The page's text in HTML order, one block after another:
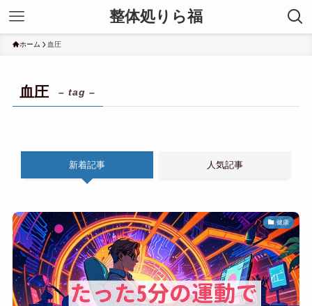
整体処りら福
ホーム 血圧
血圧 – tag –
新着記事 人気記事
健康